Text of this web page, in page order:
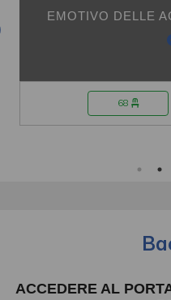
IN... - 1
ACCEDERE AL